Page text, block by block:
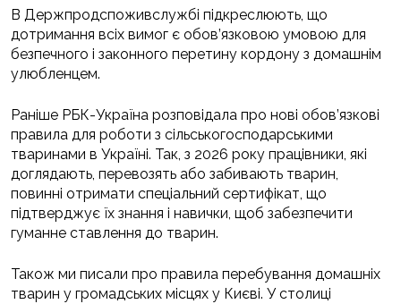
В Держпродспоживслужбі підкреслюють, що
дотримання всіх вимог є обов’язковою умовою для
безпечного і законного перетину кордону з домашнім
улюбленцем.
Раніше РБК-Україна розповідала про нові обов’язкові
правила для роботи з сільськогосподарськими
тваринами в Україні. Так, з 2026 року працівники, які
доглядають, перевозять або забивають тварин,
повинні отримати спеціальний сертифікат, що
підтверджує їх знання і навички, щоб забезпечити
гуманне ставлення до тварин.
Також ми писали про правила перебування домашніх
тварин у громадських місцях у Києві. У столиці